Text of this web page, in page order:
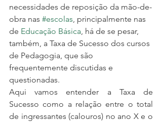
necessidades de reposição da mão-de-
obra nas #escolas , principalmente nas
de Educação Básica , há de se pesar,
também, a Taxa de Sucesso dos cursos
de Pedagogia, que são
frequentemente discutidas e
questionadas.
Aqui vamos entender a Taxa de
Sucesso como a relação entre o total
de ingressantes (calouros) no ano X e o